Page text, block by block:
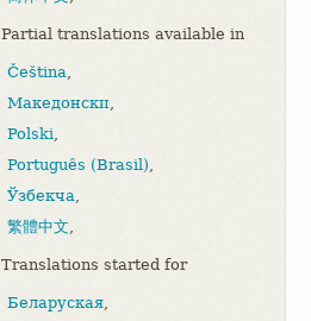
Partial translations available in
Čeština,
Македонски,
Polski,
Português (Brasil),
Ўзбекча,
繁體中文,
Translations started for
Беларуская,